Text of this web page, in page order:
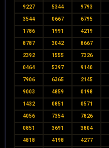
9227 5344 9793
3544 0667 6795
1786 1991 4219
8787 3042 8667
2392 1555 7326
0464 5397 9140
7906 6365 2145
9003 4859 0198
1432 0851 0571
4056 7354 7826
0851 3691 3804
4818 4198 4277